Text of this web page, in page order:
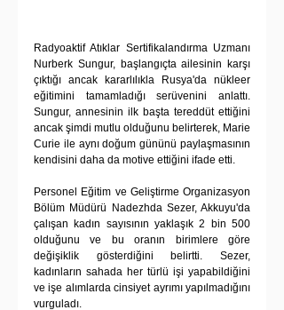
Radyoaktif Atıklar Sertifikalandırma Uzmanı
Nurberk Sungur, başlangıçta ailesinin karşı
çıktığı ancak kararlılıkla Rusya'da nükleer
eğitimini tamamladığı serüvenini anlattı.
Sungur, annesinin ilk başta tereddüt ettiğini
ancak şimdi mutlu olduğunu belirterek, Marie
Curie ile aynı doğum gününü paylaşmasının
kendisini daha da motive ettiğini ifade etti.
Personel Eğitim ve Geliştirme Organizasyon
Bölüm Müdürü Nadezhda Sezer, Akkuyu'da
çalışan kadın sayısının yaklaşık 2 bin 500
olduğunu ve bu oranın birimlere göre
değişiklik gösterdiğini belirtti. Sezer,
kadınların sahada her türlü işi yapabildiğini
ve işe alımlarda cinsiyet ayrımı yapılmadığını
vurguladı.